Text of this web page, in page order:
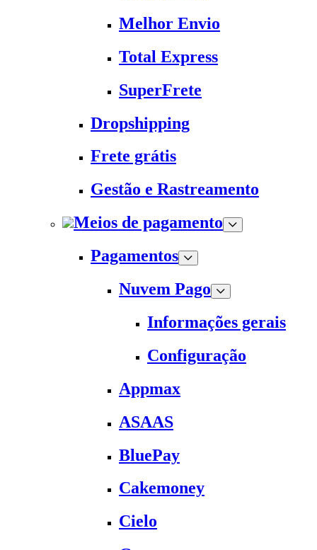
Melhor Envio
Total Express
SuperFrete
Dropshipping
Frete grátis
Gestão e Rastreamento
Meios de pagamento
Pagamentos
Nuvem Pago
Informações gerais
Configuração
Appmax
ASAAS
BluePay
Cakemoney
Cielo